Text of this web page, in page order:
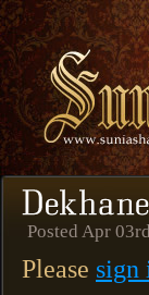
Posted Apr
Please sign